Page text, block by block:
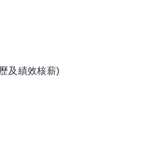
及績效核薪)